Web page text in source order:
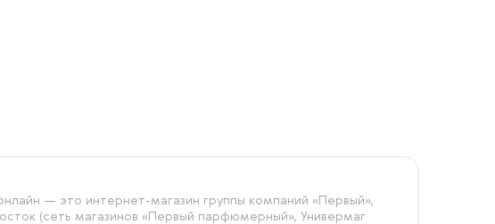
— это интернет-магазин группы компаний «‎Первый»,
(сеть магазинов «Первый парфюмерный», Универмаг